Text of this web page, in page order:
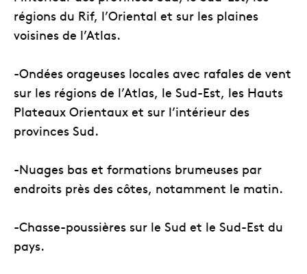
régions du Rif, l’Oriental et sur les plaines
voisines de l’Atlas.
-Ondées orageuses locales avec rafales de vent
sur les régions de l’Atlas, le Sud-Est, les Hauts
Plateaux Orientaux et sur l’intérieur des
provinces Sud.
-Nuages bas et formations brumeuses par
endroits près des côtes, notamment le matin.
-Chasse-poussières sur le Sud et le Sud-Est du
pays.